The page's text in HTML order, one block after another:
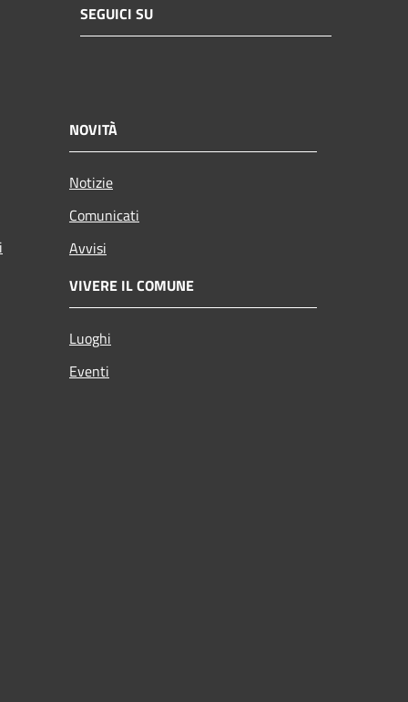
SEGUICI SU
NOVITÀ
Notizie
Comunicati
Avvisi
VIVERE IL COMUNE
Luoghi
Eventi